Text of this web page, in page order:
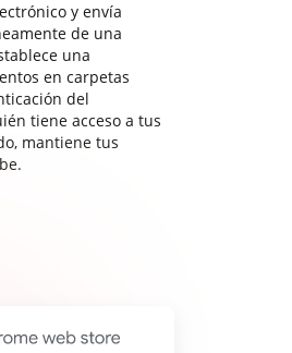
y envía
de una
una
en carpetas
del
tiene acceso a tus
mantiene tus